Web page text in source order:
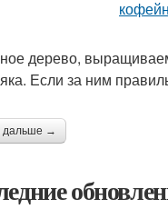
дерево,
Если за ним
дальше →